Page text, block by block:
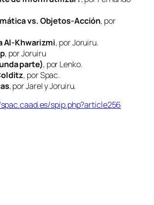
vs. Objetos-Acción, por
Al-Khwarizmi, por Joruiru.
, por Joruiru
parte), por Lenko.
, por Spac.
, por Jarel y Joruiru.
spip.php?article256